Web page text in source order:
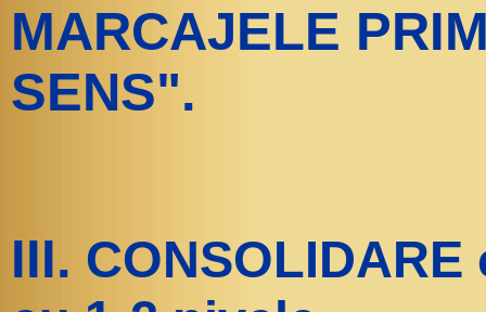
MARCAJELE
SENS".
III.